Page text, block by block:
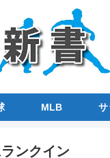
MLB サ
ンクイン